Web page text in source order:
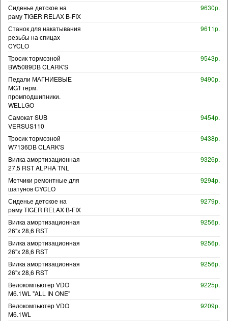
Сиденье детское на
раму TIGER RELAX B-FIX
9630р.
Станок для накатывания
резьбы на спицах
CYCLO
9611р.
Тросик тормозной
BW5089DB CLARK'S
9543р.
Педали МАГНИЕВЫЕ
MG1 герм.
промподшипники.
WELLGO
9490р.
Самокат SUB
VERSUS110
9454р.
Тросик тормозной
W7136DB CLARK'S
9438р.
Вилка амортизационная
27,5 RST ALPHA TNL
9326р.
Метчики ремонтные для
шатунов CYCLO
9294р.
Сиденье детское на
раму TIGER RELAX B-FIX
9279р.
Вилка амортизационная
26"х 28,6 RST
9256р.
Вилка амортизационная
26"х 28,6 RST
9256р.
Вилка амортизационная
26"х 28,6 RST
9256р.
Велокомпьютер VDO
M6.1WL "ALL IN ONE"
9225р.
Велокомпьютер VDO
M6.1WL
9209р.